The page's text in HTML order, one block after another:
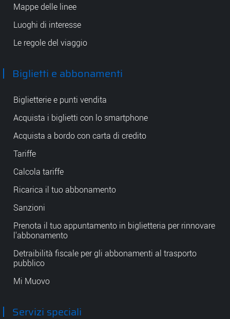
Mappe delle linee
Luoghi di interesse
Le regole del viaggio
Biglietti e abbonamenti
Biglietterie e punti vendita
Acquista i biglietti con lo smartphone
Acquista a bordo con carta di credito
Tariffe
Calcola tariffe
Ricarica il tuo abbonamento
Sanzioni
Prenota il tuo appuntamento in biglietteria per rinnovare
l'abbonamento
Detraibilità fiscale per gli abbonamenti al trasporto
pubblico
Mi Muovo
Servizi speciali